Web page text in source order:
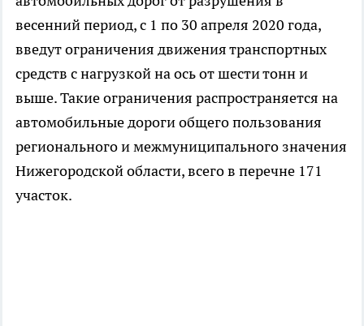
весенний период, с 1 по 30 апреля 2020 года,
введут ограничения движения транспортных
средств с нагрузкой на ось от шести тонн и
выше. Такие ограничения распространяется на
автомобильные дороги общего пользования
регионального и межмуниципального значения
Нижегородской области, всего в перечне 171
участок.